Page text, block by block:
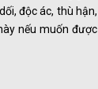
độc ác, thù hận,
nếu muốn được